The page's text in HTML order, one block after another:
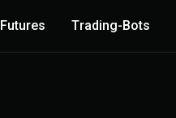
Futures Trading-Bots